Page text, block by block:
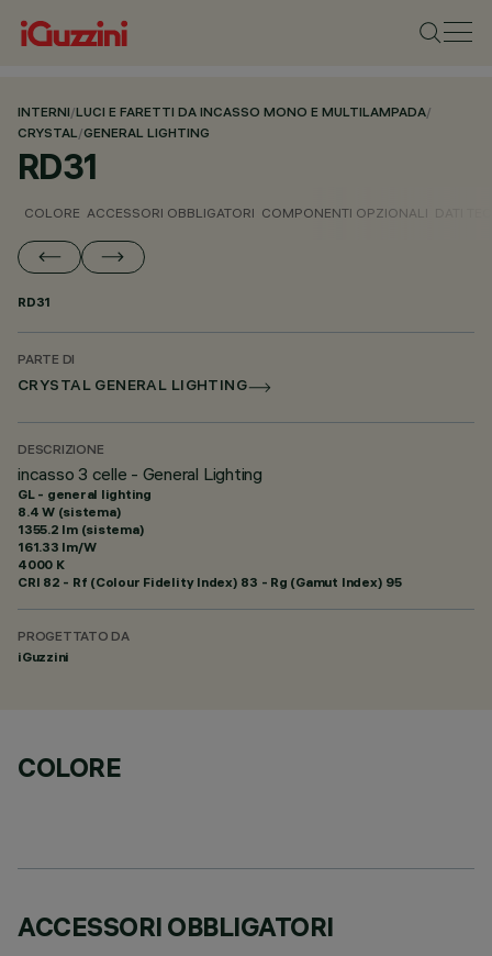
INTERNI/LUCI E FARETTI DA INCASSO MONO E MULTILAMPADA/
CRYSTAL/GENERAL LIGHTING
RD31
COLORE ACCESSORI OBBLIGATORI COMPONENTI OPZIONALI
RD31
PARTE DI
CRYSTAL GENERAL LIGHTING
DESCRIZIONE
incasso 3 celle - General Lighting
GL - general lighting
8.4 W (sistema)
1355.2 lm (sistema)
161.33 lm/W
4000 K
CRI 82 - Rf (Colour Fidelity Index) 83 - Rg (Gamut Index) 95
PROGETTATO DA
iGuzzini
COLORE
ACCESSORI OBBLIGATORI